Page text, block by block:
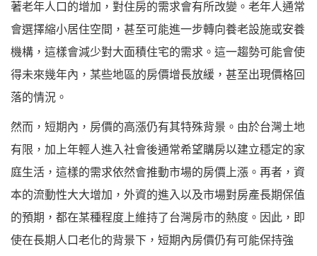
著老年人口的增加，對住房的需求會有所改變。老年人通常
會選擇縮小居住空間，甚至可能進一步轉向養老設施或安養
機構，這樣會減少對大面積住宅的需求。這一趨勢可能會使
得未來幾年內，某些地區的房價增長放緩，甚至出現價格回
落的情況。
然而，短期內，房價的高漲仍有其特殊背景。由於台灣土地
有限，加上年輕人進入社會後通常希望購房以建立穩定的家
庭生活，這樣的需求依然會推動市場的房價上漲。再者，資
本的流動性大大增加，外資的進入以及市場對房產長期保值
的預期，都在某種程度上維持了台灣房市的熱度。因此，即
使在長期人口老化的背景下，短期內房價仍有可能保持強